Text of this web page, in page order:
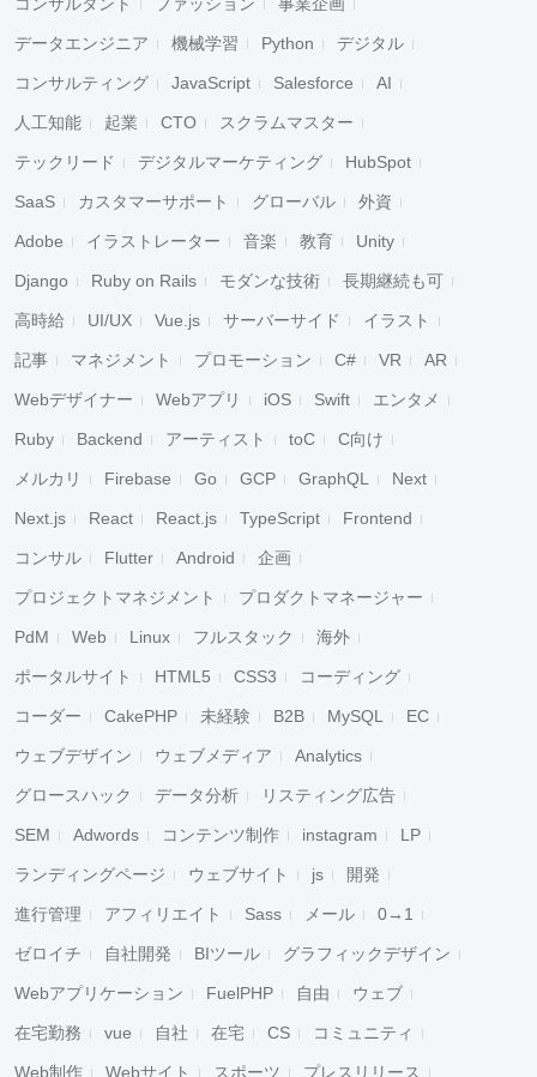
データエンジニア 機械学習 Python デジタル
コンサルティング JavaScript Salesforce AI
人工知能 起業 CTO スクラムマスター
テックリード デジタルマーケティング HubSpot
SaaS カスタマーサポート グローバル 外資
Adobe イラストレーター 音楽 教育 Unity
Django Ruby on Rails モダンな技術 長期継続も可
高時給 UI/UX Vue.js サーバーサイド イラスト
記事 マネジメント プロモーション C# VR AR
Webデザイナー Webアプリ iOS Swift エンタメ
Ruby Backend アーティスト toC C向け
メルカリ Firebase Go GCP GraphQL Next
Next.js React React.js TypeScript Frontend
コンサル Flutter Android 企画
プロジェクトマネジメント プロダクトマネージャー
PdM Web Linux フルスタック 海外
ポータルサイト HTML5 CSS3 コーディング
コーダー CakePHP 未経験 B2B MySQL EC
ウェブデザイン ウェブメディア Analytics
グロースハック データ分析 リスティング広告
SEM Adwords コンテンツ制作 instagram LP
ランディングページ ウェブサイト js 開発
進行管理 アフィリエイト Sass メール 0→1
ゼロイチ 自社開発 BIツール グラフィックデザイン
Webアプリケーション FuelPHP 自由 ウェブ
在宅勤務 vue 自社 在宅 CS コミュニティ
Web制作 Webサイト スポーツ プレスリリース